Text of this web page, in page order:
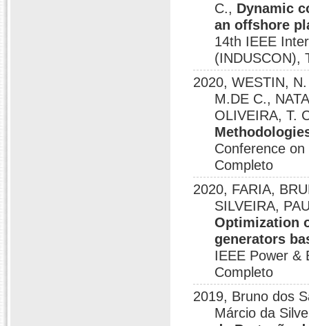
C., Dynamic
an offshore
14th IEEE
(INDUSCON),
2020, WESTIN,
M.DE C.,
OLIVEIRA, T.
Conference
Completo
2020, FARIA,
SILVEIRA,
Optimization
generators
IEEE Power &
Completo
2019, Bruno dos
Márcio da